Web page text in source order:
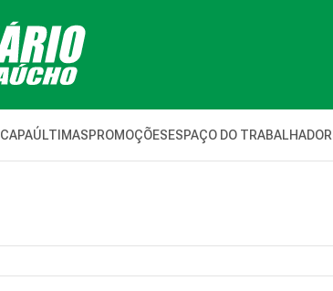
CAPAÚLTIMASPROMOÇÕESESPAÇO DO TRABALHADOR